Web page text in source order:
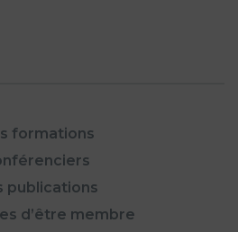
formations
publications
d’être membre